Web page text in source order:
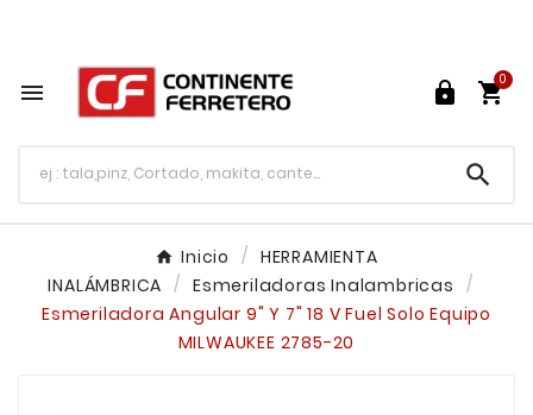
  
0

Inicio
HERRAMIENTA
INALÁMBRICA
Esmeriladoras Inalambricas
Esmeriladora Angular 9" Y 7" 18 V Fuel Solo Equipo
MILWAUKEE 2785-20